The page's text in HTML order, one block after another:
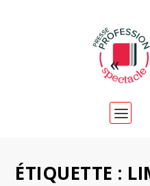
ÉTIQUETTE :